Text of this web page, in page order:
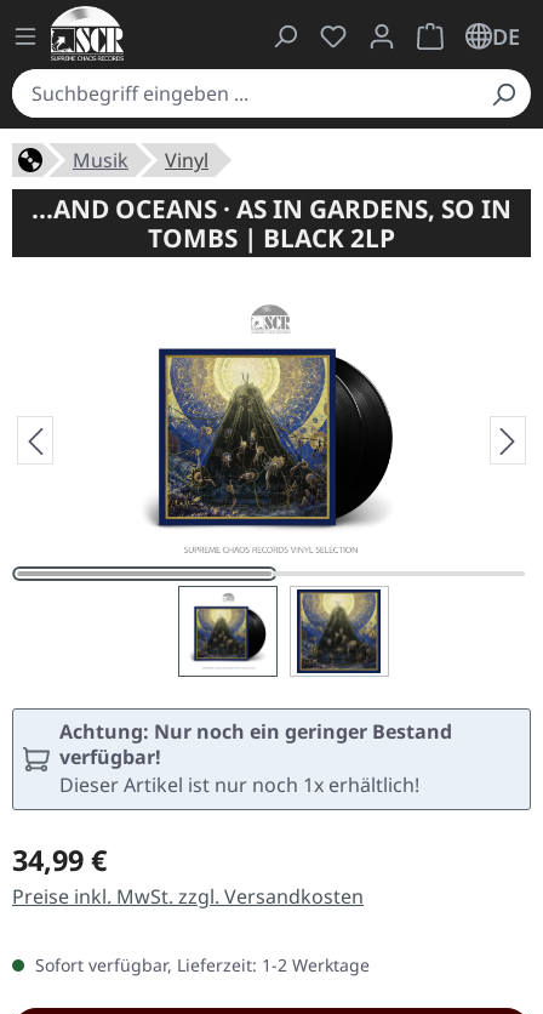
Du hast 0 Produkte
Warenkorb
DE
Musik Vinyl
...AND OCEANS · AS IN GARDENS, SO IN
TOMBS | BLACK 2LP
Achtung: Nur noch ein geringer Bestand
verfügbar!
Dieser Artikel ist nur noch 1x erhältlich!
Regulärer Preis:
34,99 €
Preise inkl. MwSt. zzgl. Versandkosten
Sofort verfügbar, Lieferzeit: 1-2 Werktage